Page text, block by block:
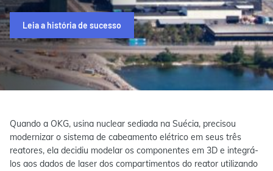
Leia a história de sucesso
Quando a OKG, usina nuclear sediada na Suécia, precisou
modernizar o sistema de cabeamento elétrico em seus três
reatores, ela decidiu modelar os componentes em 3D e integrá-
los aos dados de laser dos compartimentos do reator utilizando